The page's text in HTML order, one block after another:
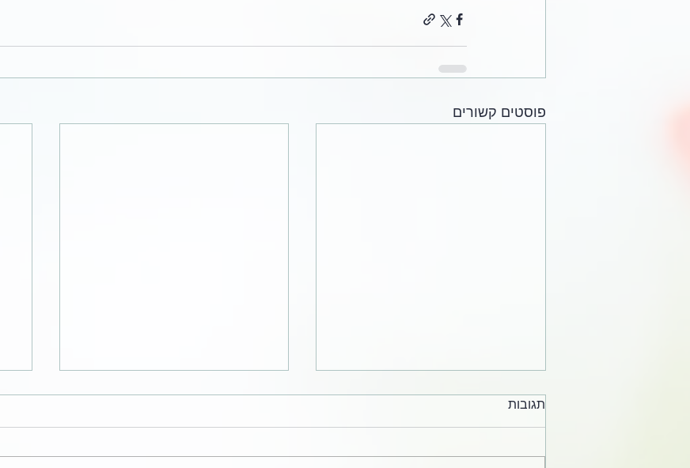
פוסטים קשורים
תגובות